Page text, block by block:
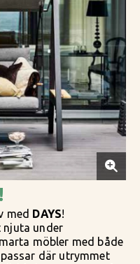
med DAYS!
under
möbler med både
där utrymmet